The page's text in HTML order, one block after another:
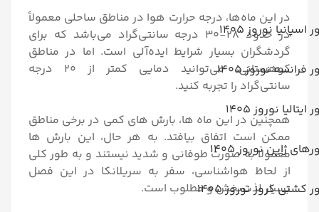
اسپانیا نوروز 1405
فرانسه نوروز 1405
ایتالیا نوروز 1405
ژاپن نوروز 1405
کشتی کروز نوروز 1405
در این ماه‌ها، درجه حرارت هوا در مناطق ساحلی معمولاً
در حدود ۲۸-۳۰ درجه سانتی‌گراد می‌باشد که برای
گردشگران بسیار شرایط ایده‌آلی است. اما در مناطق
کوهستانی، می‌توانید دمایی کمتر از ۲۰ درجه
سانتی‌گراد را تجربه کنید.
همچنین در این ماه ‌ها، بارش ‌های کمی در برخی مناطق
ممکن است اتفاق بیافتد. به هر حال، این بارش‌ ها
معمولا به صورت طوفانی و شدید نیستند و به‌ طور کلی
از لحاظ هواشناسی، سفر به سریلانکا در این فصل
بسیار لذت‌بخش و مطلوب است.